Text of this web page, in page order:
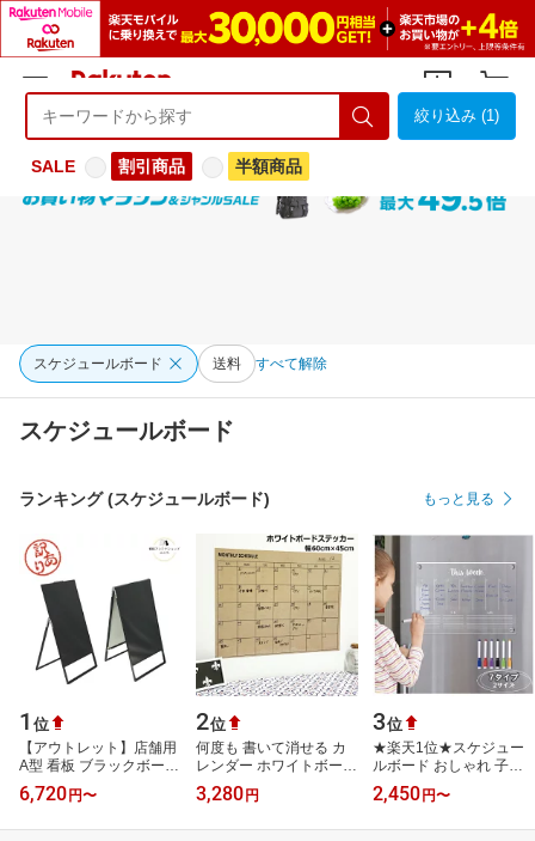
ようこそ 楽天市場へ ログイン
絞り込み (1)
SALE 割引商品 半額商品
スケジュールボード 送料 すべて解除
スケジュールボード
ランキング (スケジュールボード) もっと見る
1 位
【アウトレット】店舗用
A型 看板 ブラックボード
黒板 LAS-BK/SV LAW-
BK/SV 片面 両面 ブラッ
6,720 円〜
2位
何度も 書いて消せる カ
レンダー ホワイトボード
シール A2サイズ 月間 予
定表 タスク to do list や
3,280 円
3位
★楽天1位★スケジュー
ルボード おしゃれ 子供
週間予定表 ホワイトボー
ド 時間 1日 何度も 書い
2,450 円〜